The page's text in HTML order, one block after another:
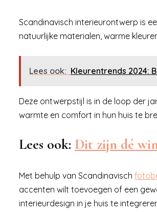
Scandinavisch interieurontwerp is
natuurlijke materialen, warme
Lees ook: Kleurentrends 2024:
Deze ontwerpstijl is in de loop der
warmte en comfort in hun huis te
Lees ook: Dit zijn dé
Met behulp van Scandinavisch
accenten wilt toevoegen of een
interieurdesign in je huis te